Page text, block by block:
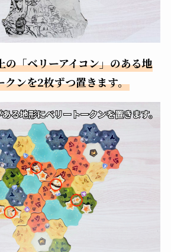
の「ベリーアイコン」のある地
クンを2枚ずつ置きます。